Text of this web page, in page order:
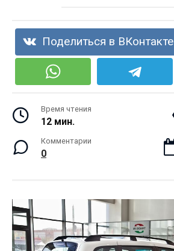
Поделиться в ВКонтакте
Время чтения
12 мин.
Комментарии
0